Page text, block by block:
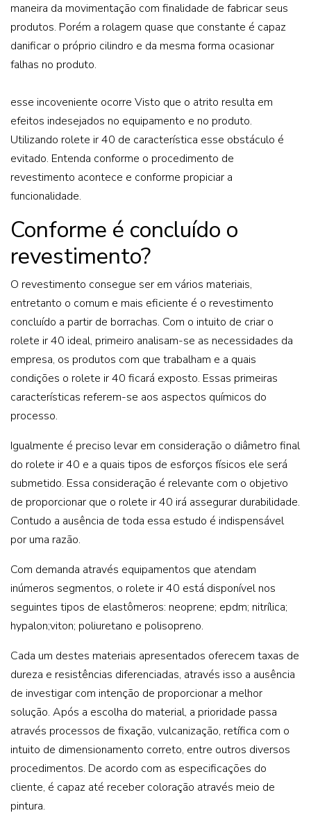
maneira da movimentação com finalidade de fabricar seus
produtos. Porém a rolagem quase que constante é capaz
danificar o próprio cilindro e da mesma forma ocasionar
falhas no produto.
esse incoveniente ocorre Visto que o atrito resulta em
efeitos indesejados no equipamento e no produto.
Utilizando rolete ir 40 de característica esse obstáculo é
evitado. Entenda conforme o procedimento de
revestimento acontece e conforme propiciar a
funcionalidade.
Conforme é concluído o
revestimento?
O revestimento consegue ser em vários materiais,
entretanto o comum e mais eficiente é o revestimento
concluído a partir de borrachas. Com o intuito de criar o
rolete ir 40 ideal, primeiro analisam-se as necessidades da
empresa, os produtos com que trabalham e a quais
condições o rolete ir 40 ficará exposto. Essas primeiras
características referem-se aos aspectos químicos do
processo.
Igualmente é preciso levar em consideração o diâmetro final
do rolete ir 40 e a quais tipos de esforços físicos ele será
submetido. Essa consideração é relevante com o objetivo
de proporcionar que o rolete ir 40 irá assegurar durabilidade.
Contudo a ausência de toda essa estudo é indispensável
por uma razão.
Com demanda através equipamentos que atendam
inúmeros segmentos, o rolete ir 40 está disponível nos
seguintes tipos de elastômeros: neoprene; epdm; nitrílica;
hypalon;viton; poliuretano e polisopreno.
Cada um destes materiais apresentados oferecem taxas de
dureza e resistências diferenciadas, através isso a ausência
de investigar com intenção de proporcionar a melhor
solução. Após a escolha do material, a prioridade passa
através processos de fixação, vulcanização, retífica com o
intuito de dimensionamento correto, entre outros diversos
procedimentos. De acordo com as especificações do
cliente, é capaz até receber coloração através meio de
pintura.